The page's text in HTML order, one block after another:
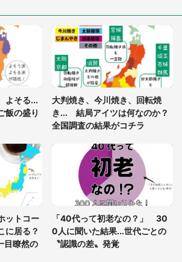
恐怖症の私は新幹線で大パニック。隣席の青
手を繋いで』とお願いしたら...」 体験談に
動
ゃってた〝野生の野菜〟に6.5万人戦慄
ない街に住んでいます」住人の呟きに30万
く 何が存在しないか、あなたはわかる？
旅行に途中参加する娘を送って行ったら、真
道で遭難状態。なんとか見つけた民家に助け
と、住人の男性が...」
よそる...
飯の盛り
大判焼き、今川焼き、回転焼
き... 結局アイツは何なのか？
全国調査の結果がコチラ
ットコー
に居る？
目瞭然の
「40代って初老なの？」 30
0人に聞いた結果...世代ごとの
〝認識の差〟発覚